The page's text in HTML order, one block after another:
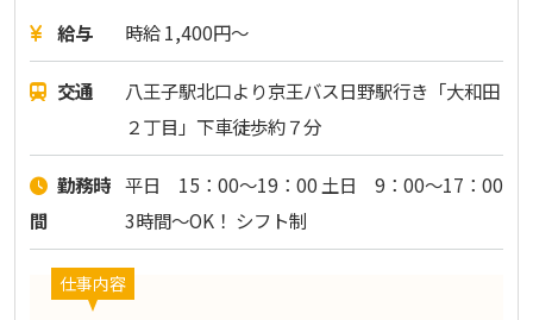
給与 時給 1,400円～
交通
八王子駅北口より京王バス日野駅行き「大和田
２丁目」下車徒歩約７分
勤務時
間
平日 15：00～19：00 土日 9：00～17：00
3時間～OK！ シフト制
仕事内容